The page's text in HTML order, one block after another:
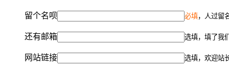
留个名呗 必填，人过留
还有邮箱 选填，填了我
网站链接 选填，欢迎站